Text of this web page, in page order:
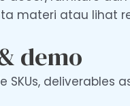
materi atau lihat
demo
SKUs, deliverables